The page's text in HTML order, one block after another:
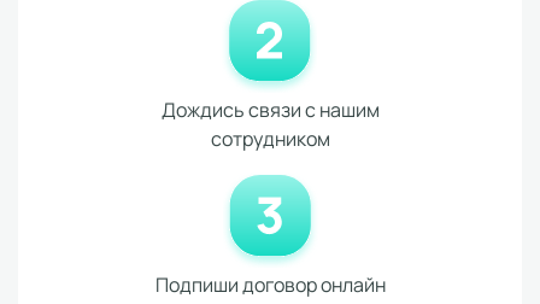
Дождись связи с нашим
сотрудником
Подпиши договор онлайн